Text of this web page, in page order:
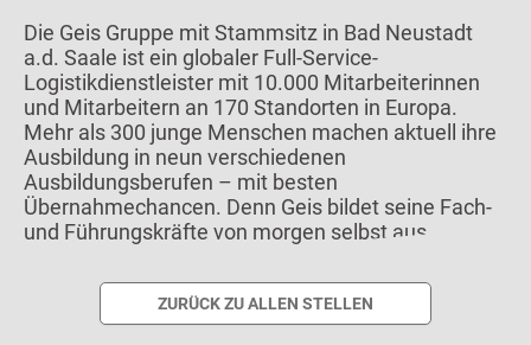
Die Geis Gruppe mit Stammsitz in Bad Neustadt
a.d. Saale ist ein globaler Full-Service-
Logistikdienstleister mit 10.000 Mitarbeiterinnen
und Mitarbeitern an 170 Standorten in Europa.
Mehr als 300 junge Menschen machen aktuell ihre
Ausbildung in neun verschiedenen
Ausbildungsberufen – mit besten
Übernahmechancen. Denn Geis bildet seine Fach-
und Führungskräfte von morgen selbst aus.
ZURÜCK ZU ALLEN STELLEN